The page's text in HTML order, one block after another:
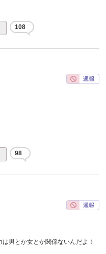
108
98
男とか女とか関係ないんだよ！